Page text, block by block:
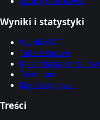
Wyniki i statystyki
Wyniki LIVE
Tabele ligowe
Klasyfikacja strzelców
Terminarz
Ligi i rozgrywki
Treści